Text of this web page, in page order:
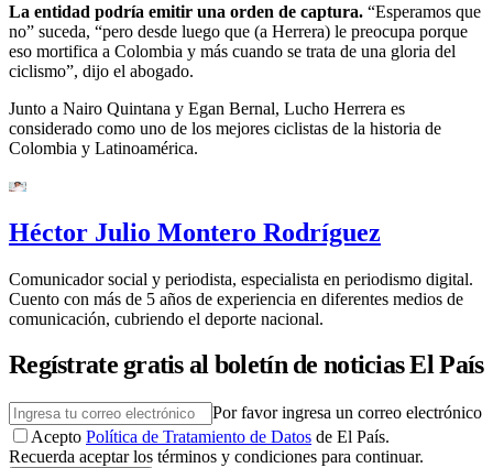
La entidad podría emitir una orden de captura. “Esperamos que
no” suceda, “pero desde luego que (a Herrera) le preocupa porque
eso mortifica a Colombia y más cuando se trata de una gloria del
ciclismo”, dijo el abogado.
Junto a Nairo Quintana y Egan Bernal, Lucho Herrera es
considerado como uno de los mejores ciclistas de la historia de
Colombia y Latinoamérica.
Héctor Julio Montero Rodríguez
Comunicador social y periodista, especialista en periodismo digital.
Cuento con más de 5 años de experiencia en diferentes medios de
comunicación, cubriendo el deporte nacional.
Regístrate gratis al boletín de noticias El País
Por favor ingresa un correo electrónico
Acepto Política de Tratamiento de Datos de El País.
Recuerda aceptar los términos y condiciones para continuar.